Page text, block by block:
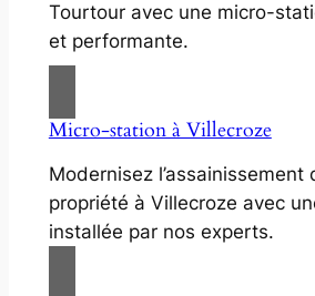
Tourtour avec une micro-
et performante.
Micro-station à Villecroze
Modernisez l’assainissement
propriété à Villecroze avec
installée par nos experts.